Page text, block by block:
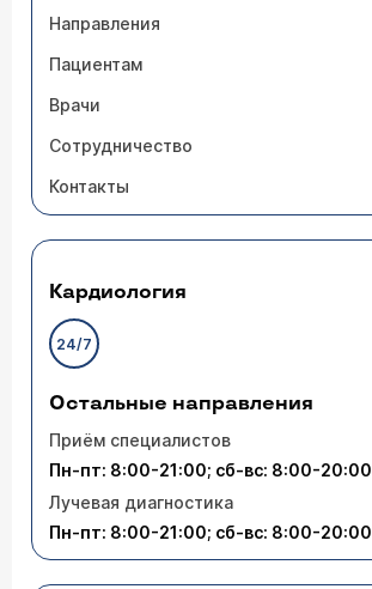
Направления
Пациентам
Врачи
Сотрудничество
Контакты
Кардиология
24/7
Остальные направления
Приём специалистов
Пн-пт: 8:00-21:00; сб-вс: 8:00-20:00
Лучевая диагностика
Пн-пт: 8:00-21:00; сб-вс: 8:00-20:00